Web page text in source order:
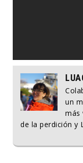
un
más
de la perdición y